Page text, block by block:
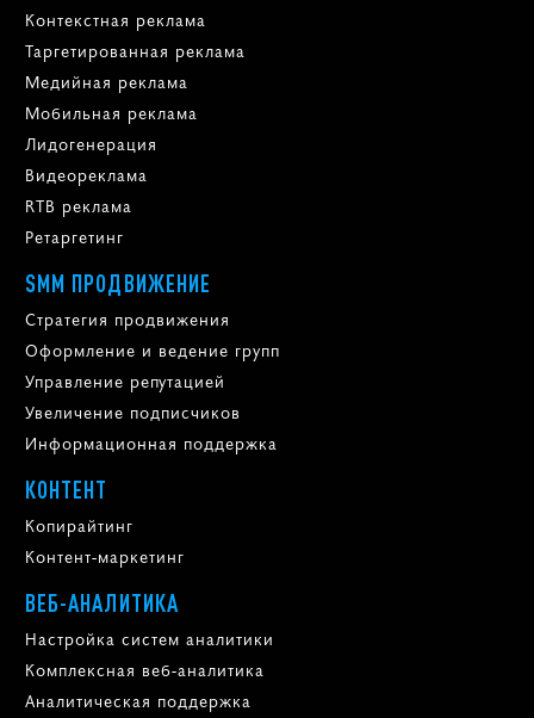
Контекстная реклама
Таргетированная реклама
Медийная реклама
Мобильная реклама
Лидогенерация
Видеореклама
RTB реклама
Ретаргетинг
SMM ПРОДВИЖЕНИЕ
Стратегия продвижения
Оформление и ведение групп
Управление репутацией
Увеличение подписчиков
Информационная поддержка
КОНТЕНТ
Копирайтинг
Контент-маркетинг
ВЕБ-АНАЛИТИКА
Настройка систем аналитики
Комплексная веб-аналитика
Аналитическая поддержка